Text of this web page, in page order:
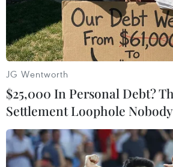
JG Wentworth
$25,000 In Personal Debt?
Settlement Loophole